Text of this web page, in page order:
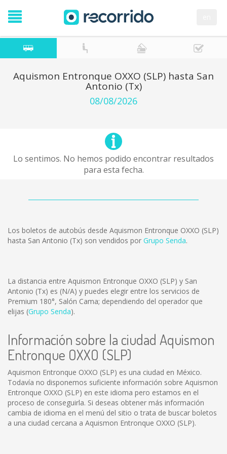
Aquismon Entronque OXXO (SLP) hasta San
Antonio (Tx)
08/08/2026
Lo sentimos. No hemos podido encontrar resultados
para esta fecha.
Los boletos de autobús desde Aquismon Entronque OXXO (SLP)
hasta San Antonio (Tx) son vendidos por Grupo Senda.
La distancia entre Aquismon Entronque OXXO (SLP) y San
Antonio (Tx) es (N/A) y puedes elegir entre los servicios de
Premium 180°, Salón Cama; dependiendo del operador que
elijas (Grupo Senda).
Información sobre la ciudad Aquismon
Entronque OXXO (SLP)
Aquismon Entronque OXXO (SLP) es una ciudad en México.
Todavía no disponemos suficiente información sobre Aquismon
Entronque OXXO (SLP) en este idioma pero estamos en el
proceso de conseguirla. Si deseas obtener más información
cambia de idioma en el menú del sitio o trata de buscar boletos
a una ciudad cercana a Aquismon Entronque OXXO (SLP).